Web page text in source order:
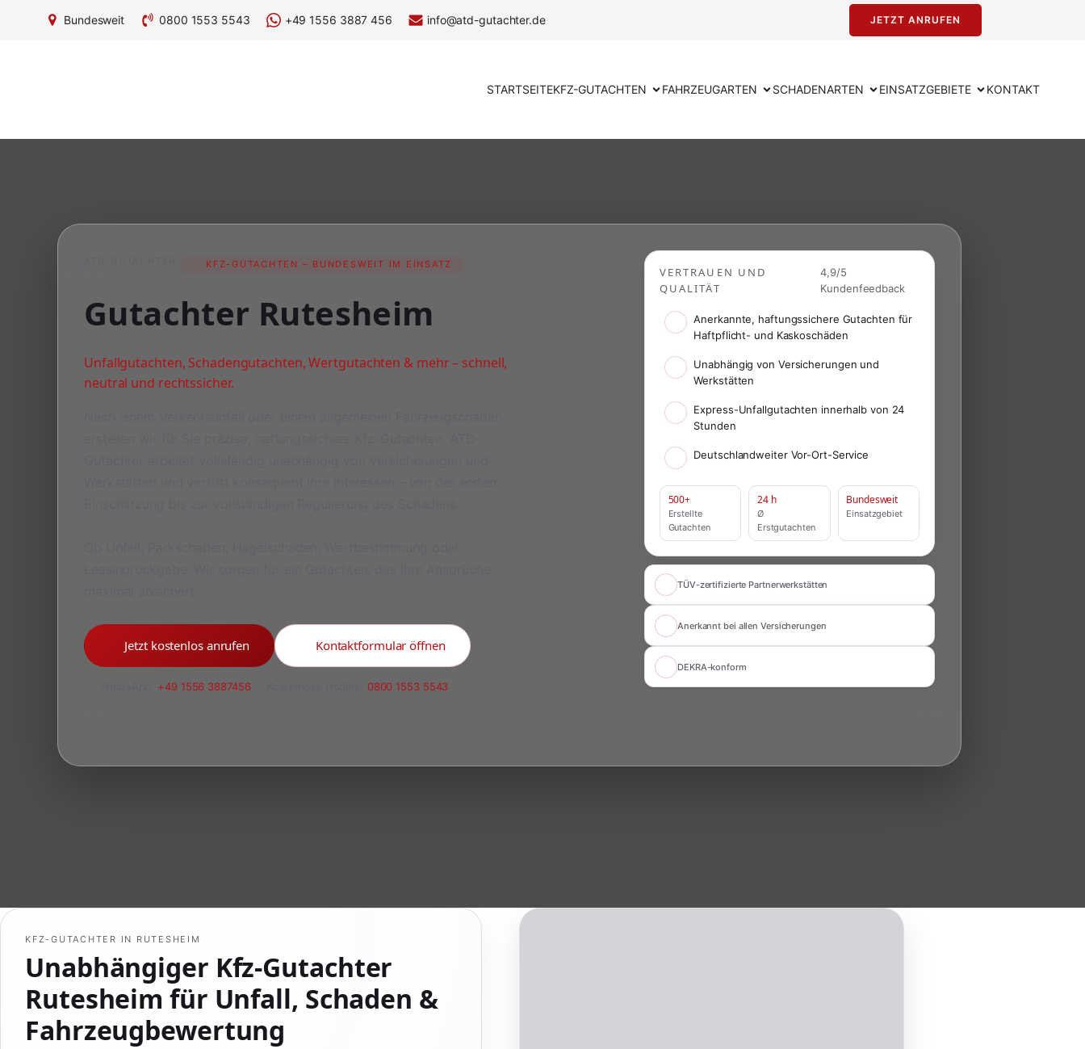
Bundesweit 0800 1553 5543 +49 1556 3887 456 info@atd-gutachter.de JETZT ANRUFEN
STARTSEITEKFZ-GUTACHTEN FAHRZEUGARTEN SCHADENARTEN EINSATZGEBIETE KONTAKT
KFZ-GUTACHTEN – BUNDESWEIT IM EINSATZ
Gutachter Rutesheim
Unfallgutachten, Schadengutachten, Wertgutachten & mehr – schnell,
neutral und rechtssicher.
Jetzt kostenlos anrufen Kontaktformular öffnen
+49 1556 3887456 0800 1553 5543
VERTRAUEN UND
QUALITÄT
4,9/5
Kundenfeedback
Anerkannte, haftungssichere Gutachten für
Haftpflicht- und Kaskoschäden
Unabhängig von Versicherungen und
Werkstätten
Express-Unfallgutachten innerhalb von 24
Stunden
Deutschlandweiter Vor-Ort-Service
500+
Erstellte
Gutachten
24 h
Ø
Erstgutachten
Bundesweit
Einsatzgebiet
TÜV-zertifizierte Partnerwerkstätten
Anerkannt bei allen Versicherungen
DEKRA-konform
KFZ-GUTACHTER IN RUTESHEIM
Unabhängiger Kfz-Gutachter
Rutesheim für Unfall, Schaden &
Fahrzeugbewertung